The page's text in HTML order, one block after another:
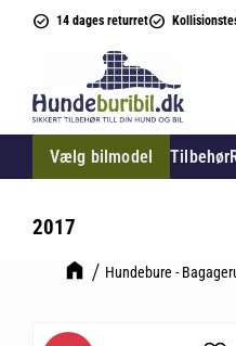
14 dages returret
Vælg bilmodel Tilbehør
2017
Hundebure -